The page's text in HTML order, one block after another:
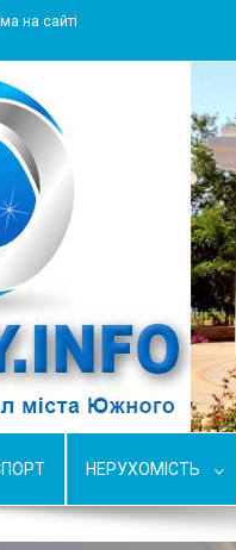
на сайті
города Южный
НЕРУХОМІСТЬ